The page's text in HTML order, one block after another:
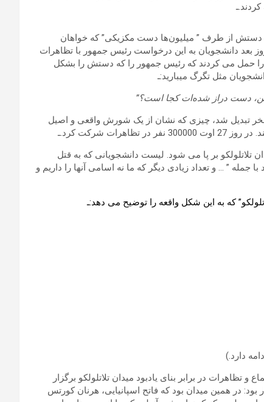
دستش از طرف ” میلیون‌ها دست مکزیکی” که خواهان
بعد دانشجویان به این درخواست رئیس جمهور با تظاهرات
را حمل می کردند که رئیس جمهور را که دستش را بشکل
مثل تگرگ میبارید:ـ
دست دراز شده‌ات کجا است؟”
تبدیل شد، چیزی که نشان از یک شورش واقعی و اصیل
شرکت کرد.ـ
در میدان تلاتلولکو بر پا می شود. لیست دانشجویانی که به قتل
” … و تعداد زیادی دیگر که ما نه اسامی آنها را داریم و
” که به این شکل واقعه را توضیح می دهد:ـ
دارد.)
و تظاهرات در برابر بنای یادبود میدان تلاتلولکو برگزار
از یک قدرت نمادی برخوردار بود: در همین میدان بود که فاتح اسپانیایی، هرنان کورتس